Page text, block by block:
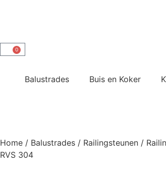
0
Balustrades Buis en Koker
Home / Balustrades / Railingsteunen /
RVS 304